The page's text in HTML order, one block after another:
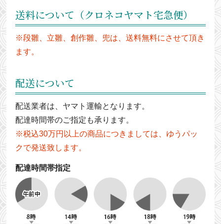
送料について（クロネコヤマト宅急便）
※段雛、立雛、創作雛、兜は、送料無料にさせて頂き
ます。
配送について
配送業者は、ヤマト運輸となります。
配達時間帯のご指定も承ります。
※税込30万円以上の商品につきましては、ゆうパッ
クで発送致します。
配達時間帯指定